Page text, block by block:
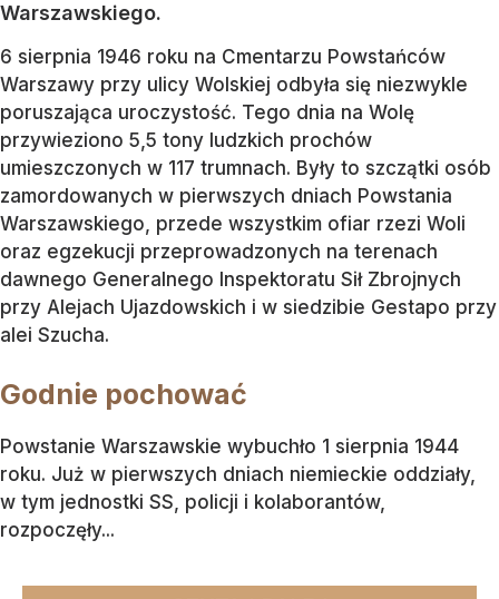
Warszawskiego.
6 sierpnia 1946 roku na Cmentarzu Powstańców
Warszawy przy ulicy Wolskiej odbyła się niezwykle
poruszająca uroczystość. Tego dnia na Wolę
przywieziono 5,5 tony ludzkich prochów
umieszczonych w 117 trumnach. Były to szczątki osób
zamordowanych w pierwszych dniach Powstania
Warszawskiego, przede wszystkim ofiar rzezi Woli
oraz egzekucji przeprowadzonych na terenach
dawnego Generalnego Inspektoratu Sił Zbrojnych
przy Alejach Ujazdowskich i w siedzibie Gestapo przy
alei Szucha.
Godnie pochować
Powstanie Warszawskie wybuchło 1 sierpnia 1944
roku. Już w pierwszych dniach niemieckie oddziały,
w tym jednostki SS, policji i kolaborantów,
rozpoczęły...